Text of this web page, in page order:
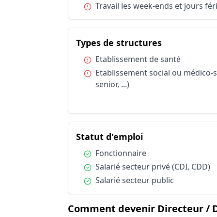
Conditions de travail et risques
Conditions de travail et risques
Types de structures
Publics spécifiques
Publics spécifiques
Publics spécifiques
Statut d'emploi
Statut d'emploi
Statut d'emploi
Condition :
Travail les week-ends et jours
Types de structuresdu métier
Condition :
Etablissement de santé
Condition :
Etablissement social ou médico-
senior, ...)
Statut d'emploidu métier
Condition :
Fonctionnaire
Condition :
Salarié secteur privé (CDI, CDD)
Condition :
Salarié secteur public
Comment devenir Directeur /